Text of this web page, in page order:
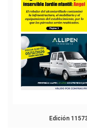
Edición